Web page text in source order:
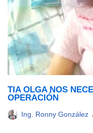
TIA OLGA NOS
OPERACIÓN
Ing. Ronny González